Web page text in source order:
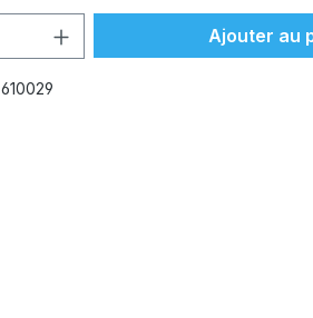
de produit : Entrez la
Ajouter au
610029